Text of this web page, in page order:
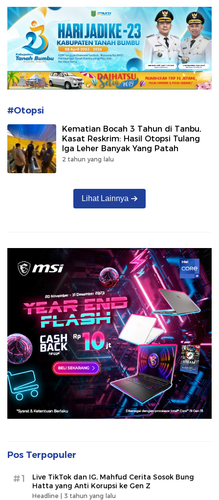
#Otopsi
Kematian Bocah 3 Tahun di Tanbu,
Kasat Reskrim: Hasil Otopsi Tulang
Iga Leher Banyak Yang Patah
2 tahun yang lalu
Lihat Lainnya
Pos Terpopuler
#1
Live TikTok dan IG, Mahfud Cerita Sosok Bung
Hatta yang Anti Korupsi ke Gen Z
Headline | 3 tahun yang lalu